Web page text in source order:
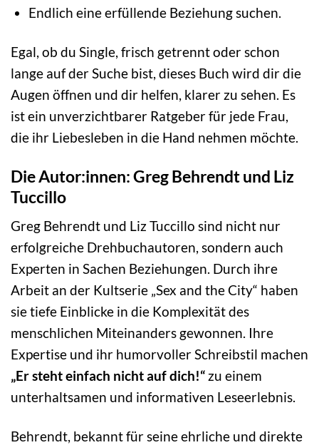
Endlich eine erfüllende Beziehung suchen.
Egal, ob du Single, frisch getrennt oder schon
lange auf der Suche bist, dieses Buch wird dir die
Augen öffnen und dir helfen, klarer zu sehen. Es
ist ein unverzichtbarer Ratgeber für jede Frau,
die ihr Liebesleben in die Hand nehmen möchte.
Die Autor:innen: Greg Behrendt und Liz
Tuccillo
Greg Behrendt und Liz Tuccillo sind nicht nur
erfolgreiche Drehbuchautoren, sondern auch
Experten in Sachen Beziehungen. Durch ihre
Arbeit an der Kultserie „Sex and the City“ haben
sie tiefe Einblicke in die Komplexität des
menschlichen Miteinanders gewonnen. Ihre
Expertise und ihr humorvoller Schreibstil machen
„Er steht einfach nicht auf dich!“ zu einem
unterhaltsamen und informativen Leseerlebnis.
Behrendt, bekannt für seine ehrliche und direkte